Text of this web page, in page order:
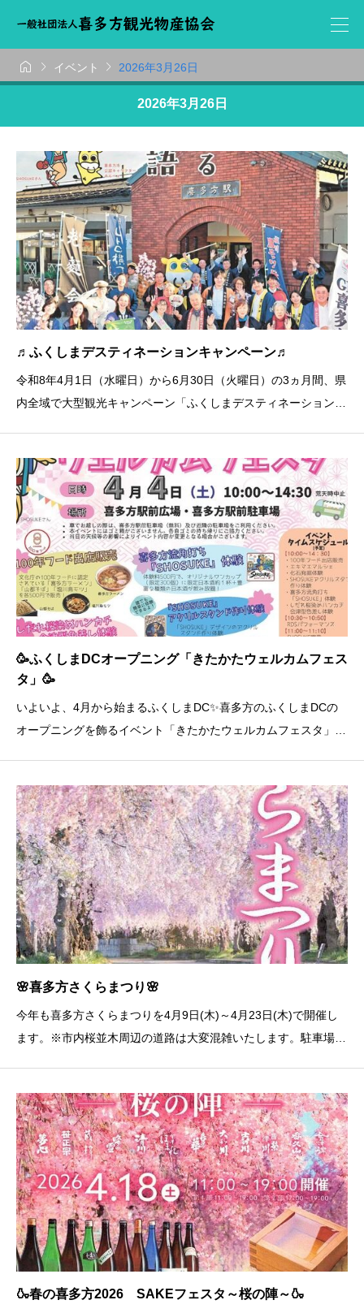
  イベント  2026年3月26日
2026年3月26日
♬ふくしまデスティネーションキャンペーン♬
令和8年4月1日（水曜日）から6月30日（火曜日）の3ヵ月間、県
内全域で大型観光キャンペーン「ふくしまデスティネーションキ
ペーン喜多方推進委員会」では、本市の魅力を広く発信すること
を
🥳ふくしまDCオープニング「きたかたウェルカムフェス
タ」🥳
いよいよ、4月から始まるふくしまDC✨喜多方のふくしまDCの
オープニングを飾るイベント「きたかたウェルカムフェスタ」を
験🍶しだれ桜染めハンカチの会津型色差し体験✨ほ
🌸喜多方さくらまつり🌸
今年も喜多方さくらまつりを4月9日(木)～4月23日(木)で開催し
ます。※市内桜並木周辺の道路は大変混雑いたします。駐車場等
🍶春の喜多方2026 SAKEフェスタ～桜の陣～🍶